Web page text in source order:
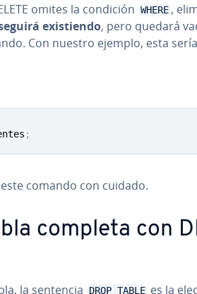
omites la condición WHERE ,
exi­s­tie­n­do, pero quedará
Con nuestro ejemplo, esta
;
comando con cuidado.
completa con
la sentencia DROP TABLE es la